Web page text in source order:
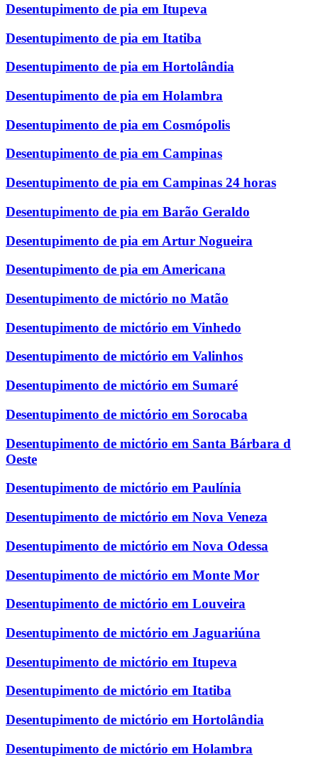
Desentupimento de pia em Itupeva
Desentupimento de pia em Itatiba
Desentupimento de pia em Hortolândia
Desentupimento de pia em Holambra
Desentupimento de pia em Cosmópolis
Desentupimento de pia em Campinas
Desentupimento de pia em Campinas 24 horas
Desentupimento de pia em Barão Geraldo
Desentupimento de pia em Artur Nogueira
Desentupimento de pia em Americana
Desentupimento de mictório no Matão
Desentupimento de mictório em Vinhedo
Desentupimento de mictório em Valinhos
Desentupimento de mictório em Sumaré
Desentupimento de mictório em Sorocaba
Desentupimento de mictório em Santa Bárbara d
Oeste
Desentupimento de mictório em Paulínia
Desentupimento de mictório em Nova Veneza
Desentupimento de mictório em Nova Odessa
Desentupimento de mictório em Monte Mor
Desentupimento de mictório em Louveira
Desentupimento de mictório em Jaguariúna
Desentupimento de mictório em Itupeva
Desentupimento de mictório em Itatiba
Desentupimento de mictório em Hortolândia
Desentupimento de mictório em Holambra